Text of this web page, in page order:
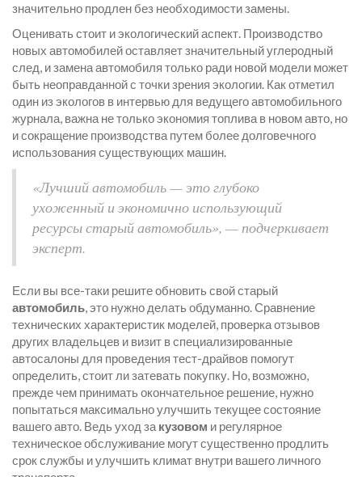
значительно продлен без необходимости замены.
Оценивать стоит и экологический аспект. Производство
новых автомобилей оставляет значительный углеродный
след, и замена автомобиля только ради новой модели может
быть неоправданной с точки зрения экологии. Как отметил
один из экологов в интервью для ведущего автомобильного
журнала, важна не только экономия топлива в новом авто, но
и сокращение производства путем более долговечного
использования существующих машин.
«Лучший автомобиль — это глубоко
ухоженный и экономично использующий
ресурсы старый автомобиль», — подчеркивает
эксперт.
Если вы все-таки решите обновить свой старый
автомобиль, это нужно делать обдуманно. Сравнение
технических характеристик моделей, проверка отзывов
других владельцев и визит в специализированные
автосалоны для проведения тест-драйвов помогут
определить, стоит ли затевать покупку. Но, возможно,
прежде чем принимать окончательное решение, нужно
попытаться максимально улучшить текущее состояние
вашего авто. Ведь уход за кузовом и регулярное
техническое обслуживание могут существенно продлить
срок службы и улучшить климат внутри вашего личного